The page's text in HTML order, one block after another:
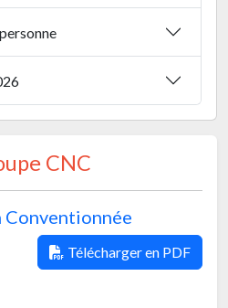
CNC
Conventionnée
Télécharger en PDF